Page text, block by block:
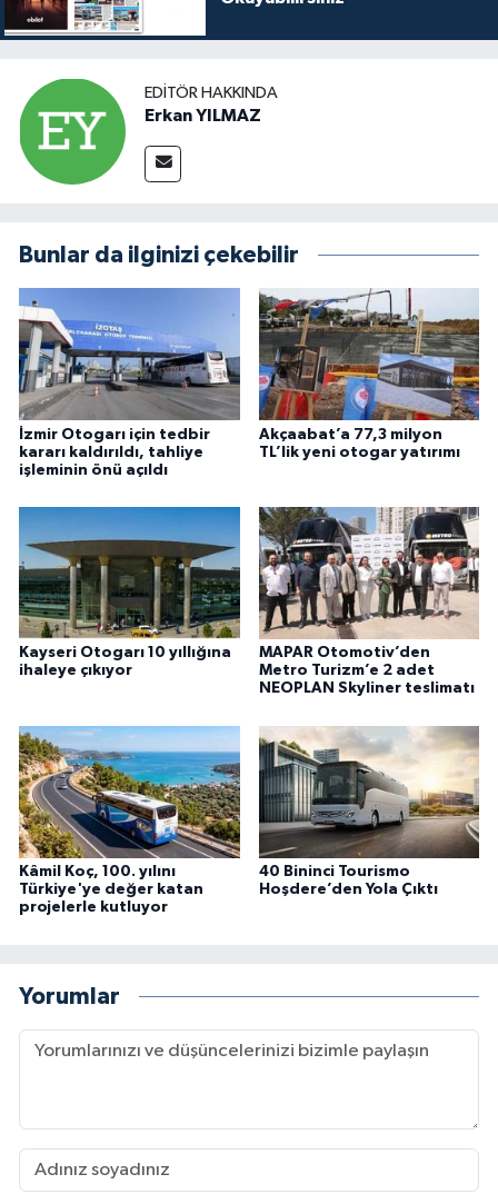
EDITÖR HAKKINDA
Erkan YILMAZ
Bunlar da ilginizi çekebilir
İzmir Otogarı için tedbir
kararı kaldırıldı, tahliye
işleminin önü açıldı
Akçaabat’a 77,3 milyon
TL’lik yeni otogar yatırımı
Kayseri Otogarı 10 yıllığına
ihaleye çıkıyor
MAPAR Otomotiv’den
Metro Turizm’e 2 adet
NEOPLAN Skyliner teslimatı
Kâmil Koç, 100. yılını
Türkiye'ye değer katan
projelerle kutluyor
40 Bininci Tourismo
Hoşdere’den Yola Çıktı
Yorumlar